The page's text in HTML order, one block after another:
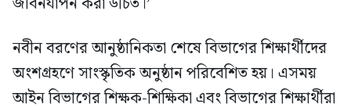
নবীন বরণের আনুষ্ঠানিকতা শেষে বিভাগের শিক্ষার্থীদের
অংশগ্রহণে সাংস্কৃতিক অনুষ্ঠান পরিবেশিত হয়। এসময়
আইন বিভাগের শিক্ষক-শিক্ষিকা এবং বিভাগের শিক্ষার্থীরা